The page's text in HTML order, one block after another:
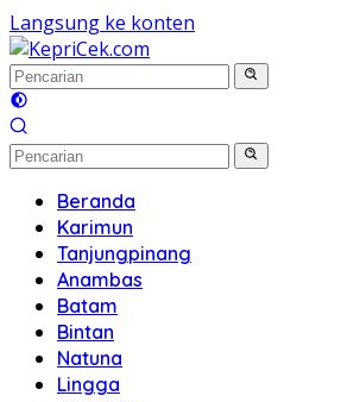
Langsung ke konten
Beranda
Karimun
Tanjungpinang
Anambas
Batam
Bintan
Natuna
Lingga